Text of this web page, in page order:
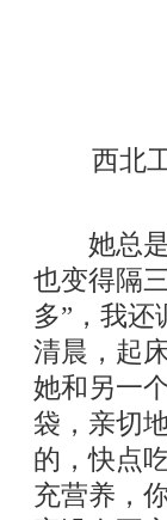
西北工
她总是
也变得隔
多”，我
清晨，起
她和另一
袋，亲切
的，快点
充营养，